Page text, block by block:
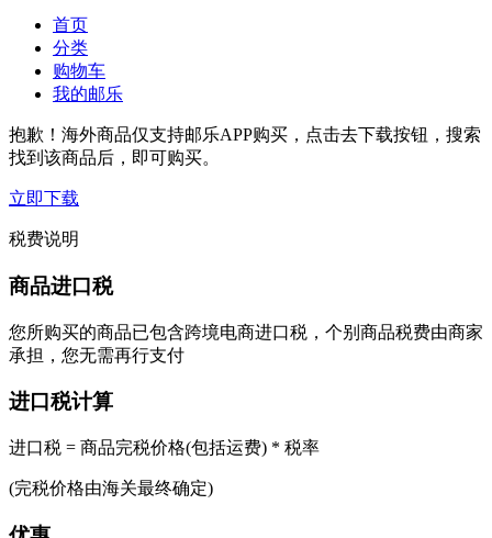
首页
分类
购物车
我的邮乐
抱歉！海外商品仅支持邮乐APP购买，点击去下载按钮，搜索
找到该商品后，即可购买。
立即下载
税费说明
商品进口税
您所购买的商品已包含跨境电商进口税，个别商品税费由商家
承担，您无需再行支付
进口税计算
进口税 = 商品完税价格(包括运费) * 税率
(完税价格由海关最终确定)